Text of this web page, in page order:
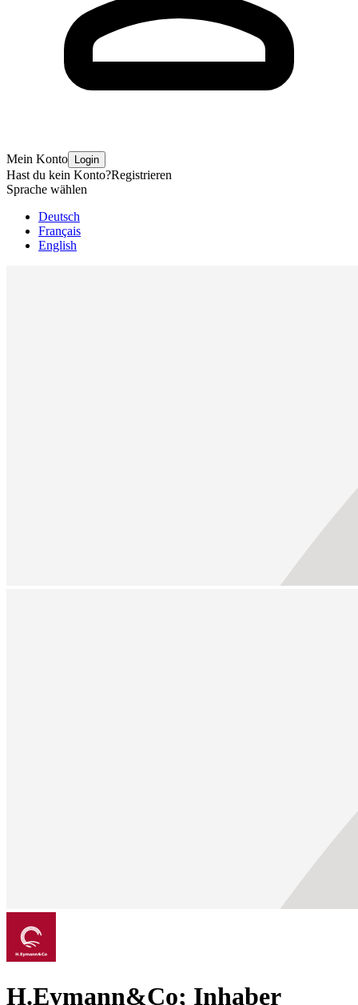
Mein Konto Login
Hast du kein Konto?Registrieren
Sprache wählen
Deutsch
Français
English
H.Eymann&Co; Inhaber